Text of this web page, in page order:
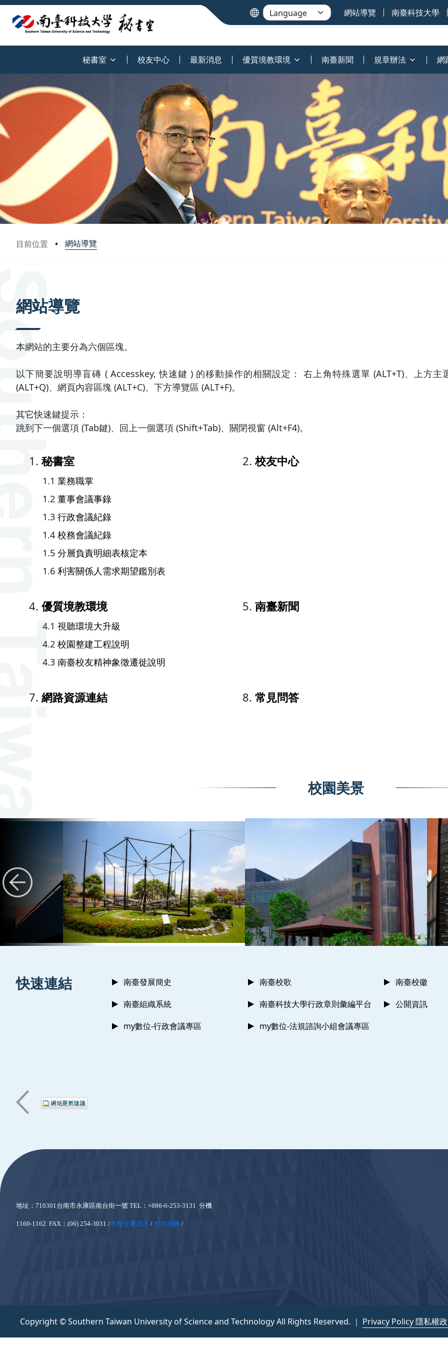
網站導覽 南臺科技大學
秘書室 校友中心 最新消息 優質境教環境 南臺新聞 規章辦法 網
目前位置 網站導覽
網站導覽
本網站的主要分為六個區塊。
以下簡要說明導盲磚 ( Accesskey, 快速鍵 ) 的移動操作的相關設定： 右上角特殊選單 (ALT+T)、上方主
(ALT+Q)、網頁內容區塊 (ALT+C)、下方導覽區 (ALT+F)。
其它快速鍵提示：
跳到下一個選項 (Tab鍵)、回上一個選項 (Shift+Tab)、關閉視窗 (Alt+F4)。
秘書室
業務職掌
董事會議事錄
行政會議紀錄
校務會議紀錄
分層負責明細表核定本
利害關係人需求期望鑑別表
校友中心
優質境教環境
視聽環境大升級
校園整建工程說明
南臺校友精神象徵遷徙說明
南臺新聞
網路資源連結 常見問答
校園美景
快速連結 南臺發展簡史 南臺校歌
南臺校徽
南臺組織系統
南臺科技大學行政章則彙編平台
公開資訊
my數位-行政會議專區
my數位-法規諮詢小組會議專區
地址：710301台南市永康區南台街一號 TEL：+886-6-253-3131 分機
1160-1162 FAX：(06) 254-3031 /本校交通資訊 / 校內地圖 /
Copyright © Southern Taiwan University of Science and Technology All Rights Reserved. ｜ Privacy Policy 隱私權